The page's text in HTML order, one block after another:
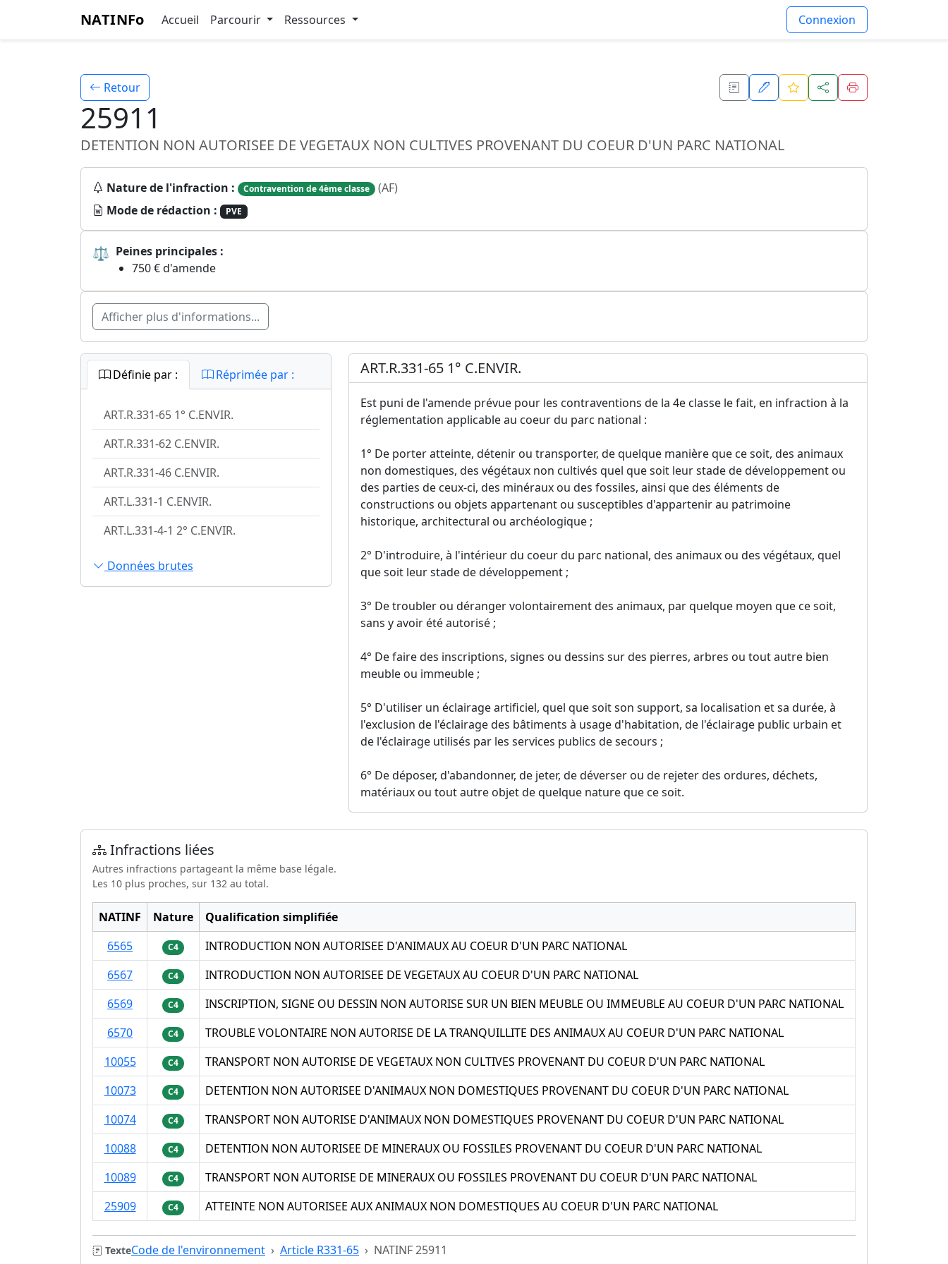
NATINFo Accueil Parcourir Ressources Connexion
Retour
25911
DETENTION NON AUTORISEE DE VEGETAUX NON CULTIVES PROVENANT DU COEUR D'UN PARC NATIONAL
Nature de l'infraction : Contravention de 4ème classe (AF)
Mode de rédaction :
PVE
⚖ Peines principales :
750 € d'amende
Afficher plus d'informations...
Définie par : Réprimée par :
ART.R.331-65 1° C.ENVIR.
ART.R.331-62 C.ENVIR.
ART.R.331-46 C.ENVIR.
ART.L.331-1 C.ENVIR.
ART.L.331-4-1 2° C.ENVIR.
Données brutes
ART.R.331-65 1° C.ENVIR.
Est puni de l'amende prévue pour les contraventions de la 4e classe le fait, en infraction à la
réglementation applicable au coeur du parc national :
1° De porter atteinte, détenir ou transporter, de quelque manière que ce soit, des animaux
non domestiques, des végétaux non cultivés quel que soit leur stade de développement ou
des parties de ceux-ci, des minéraux ou des fossiles, ainsi que des éléments de
constructions ou objets appartenant ou susceptibles d'appartenir au patrimoine
historique, architectural ou archéologique ;
2° D'introduire, à l'intérieur du coeur du parc national, des animaux ou des végétaux, quel
que soit leur stade de développement ;
3° De troubler ou déranger volontairement des animaux, par quelque moyen que ce soit,
sans y avoir été autorisé ;
4° De faire des inscriptions, signes ou dessins sur des pierres, arbres ou tout autre bien
meuble ou immeuble ;
5° D'utiliser un éclairage artificiel, quel que soit son support, sa localisation et sa durée, à
l'exclusion de l'éclairage des bâtiments à usage d'habitation, de l'éclairage public urbain et
de l'éclairage utilisés par les services publics de secours ;
6° De déposer, d'abandonner, de jeter, de déverser ou de rejeter des ordures, déchets,
matériaux ou tout autre objet de quelque nature que ce soit.
Infractions liées
Autres infractions partageant la même base légale.
Les 10 plus proches, sur 132 au total.
NATINF Nature
Qualification simplifiée
6565
C4
INTRODUCTION NON AUTORISEE D'ANIMAUX AU COEUR D'UN PARC NATIONAL
6567
C4
INTRODUCTION NON AUTORISEE DE VEGETAUX AU COEUR D'UN PARC NATIONAL
6569
C4
INSCRIPTION, SIGNE OU DESSIN NON AUTORISE SUR UN BIEN MEUBLE OU IMMEUBLE AU COEUR D'UN PARC NATIONAL
6570
C4
TROUBLE VOLONTAIRE NON AUTORISE DE LA TRANQUILLITE DES ANIMAUX AU COEUR D'UN PARC NATIONAL
10055
C4
TRANSPORT NON AUTORISE DE VEGETAUX NON CULTIVES PROVENANT DU COEUR D'UN PARC NATIONAL
10073
C4
DETENTION NON AUTORISEE D'ANIMAUX NON DOMESTIQUES PROVENANT DU COEUR D'UN PARC NATIONAL
10074
C4
TRANSPORT NON AUTORISE D'ANIMAUX NON DOMESTIQUES PROVENANT DU COEUR D'UN PARC NATIONAL
10088
C4
DETENTION NON AUTORISEE DE MINERAUX OU FOSSILES PROVENANT DU COEUR D'UN PARC NATIONAL
10089
C4
TRANSPORT NON AUTORISE DE MINERAUX OU FOSSILES PROVENANT DU COEUR D'UN PARC NATIONAL
25909
C4 ATTEINTE NON AUTORISEE AUX ANIMAUX NON DOMESTIQUES AU COEUR D'UN PARC NATIONAL
TexteCode de l'environnement Article R331-65 NATINF 25911